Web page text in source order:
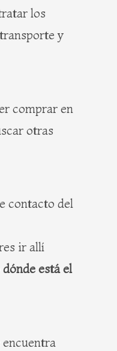
los
y
comprar en
otras
contacto del
ir allí
dónde está el
encuentra